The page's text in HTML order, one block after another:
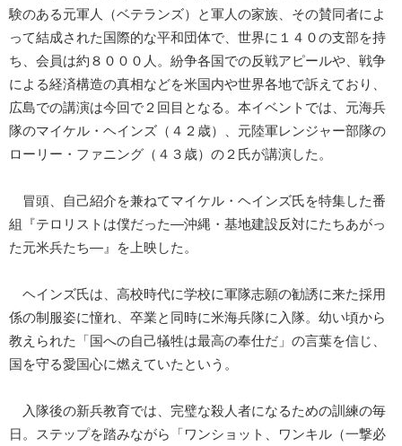
験のある元軍人（ベテランズ）と軍人の家族、その賛同者によ
って結成された国際的な平和団体で、世界に１４０の支部を持
ち、会員は約８０００人。紛争各国での反戦アピールや、戦争
による経済構造の真相などを米国内や世界各地で訴えており、
広島での講演は今回で２回目となる。本イベントでは、元海兵
隊のマイケル・ヘインズ（４２歳）、元陸軍レンジャー部隊の
ローリー・ファニング（４３歳）の２氏が講演した。
冒頭、自己紹介を兼ねてマイケル・ヘインズ氏を特集した番
組『テロリストは僕だった―沖縄・基地建設反対にたちあがっ
た元米兵たち―』を上映した。
ヘインズ氏は、高校時代に学校に軍隊志願の勧誘に来た採用
係の制服姿に憧れ、卒業と同時に米海兵隊に入隊。幼い頃から
教えられた「国への自己犠牲は最高の奉仕だ」の言葉を信じ、
国を守る愛国心に燃えていたという。
入隊後の新兵教育では、完璧な殺人者になるための訓練の毎
日。ステップを踏みながら「ワンショット、ワンキル（一撃必